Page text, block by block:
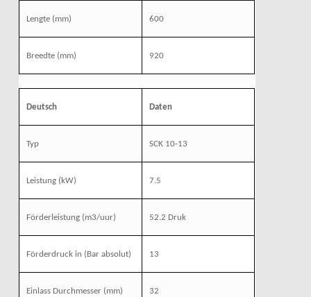
Lengte (mm) 600
Breedte (mm) 920
Deutsch Daten
Typ SCK 10-13
Leistung (kW) 7.5
Förderleistung (m3/uur) 52.2 Druk
Förderdruck in (Bar absolut) 13
Einlass Durchmesser (mm) 32